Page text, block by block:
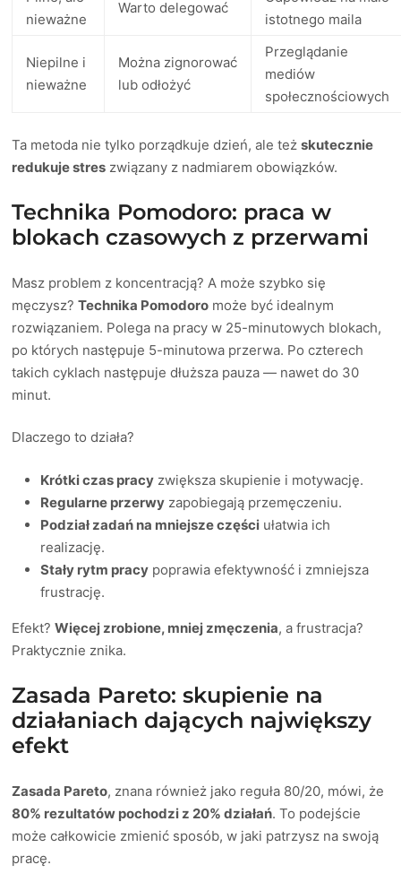
nieważne
Warto delegować
istotnego maila
Niepilne i
nieważne
Można zignorować
lub odłożyć
Przeglądanie
mediów
społecznościowych
Ta metoda nie tylko porządkuje dzień, ale teżskutecznie
redukuje stres związany z nadmiarem obowiązków.
Technika Pomodoro: praca w
blokach czasowych z przerwami
Masz problem z koncentracją? A może szybko się
męczysz?Technika Pomodoro może być idealnym
rozwiązaniem. Polega na pracy w 25-minutowych blokach,
po których następuje 5-minutowa przerwa. Po czterech
takich cyklach następuje dłuższa pauza — nawet do 30
minut.
Dlaczego to działa?
Krótki czas pracy zwiększa skupienie i motywację.
Regularne przerwy zapobiegają przemęczeniu.
Podział zadań na mniejsze części ułatwia ich
realizację.
Stały rytm pracy poprawia efektywność i zmniejsza
frustrację.
Efekt?Więcej zrobione, mniej zmęczenia, a frustracja?
Praktycznie znika.
Zasada Pareto: skupienie na
działaniach dających największy
efekt
Zasada Pareto, znana również jako reguła 80/20, mówi, że
80% rezultatów pochodzi z 20% działań. To podejście
może całkowicie zmienić sposób, w jaki patrzysz na swoją
pracę.